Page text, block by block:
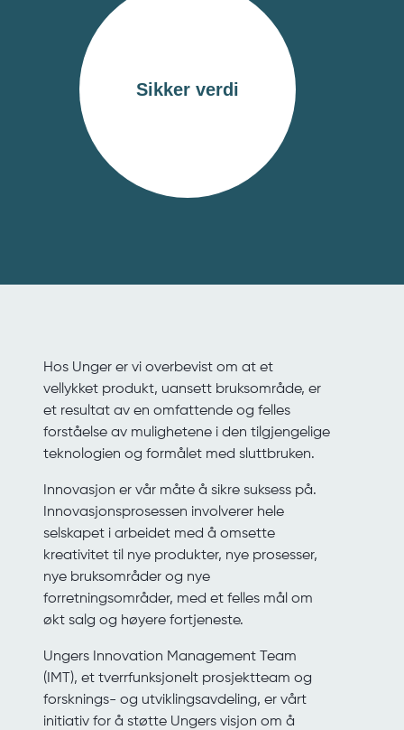
Sikker verdi
Hos Unger er vi overbevist om at et
vellykket produkt, uansett bruksområde, er
et resultat av en omfattende og felles
forståelse av mulighetene i den tilgjengelige
teknologien og formålet med sluttbruken.
Innovasjon er vår måte å sikre suksess på.
Innovasjonsprosessen involverer hele
selskapet i arbeidet med å omsette
kreativitet til nye produkter, nye prosesser,
nye bruksområder og nye
forretningsområder, med et felles mål om
økt salg og høyere fortjeneste.
Ungers Innovation Management Team
(IMT), et tverrfunksjonelt prosjektteam og
forsknings- og utviklingsavdeling, er vårt
initiativ for å støtte Ungers visjon om å